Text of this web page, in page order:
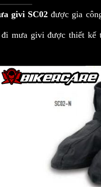
givi SC02được gia
mưa givi được thiết kế